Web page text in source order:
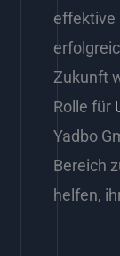
effektive
Zukunft
Rolle für
Yadbo
Bereich
helfen,